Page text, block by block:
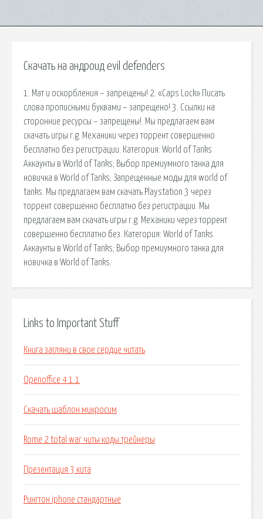
Скачать на андроид evil defenders
1. Мат и оскорбления – запрещены! 2. «Caps Lock» Писать
слова прописными буквами – запрещено! 3. Ссылки на
сторонние ресурсы – запрещены!. Мы предлагаем вам
скачать игры r.g. Механики через торрент совершенно
бесплатно без регистрации. Категория: World of Tanks
Аккаунты в World of Tanks; Выбор премиумного танка для
новичка в World of Tanks; Запрещенные моды для world of
tanks. Мы предлагаем вам скачать Playstation 3 через
торрент совершенно бесплатно без регистрации. Мы
предлагаем вам скачать игры r.g. Механики через торрент
совершенно бесплатно без. Категория: World of Tanks.
Аккаунты в World of Tanks; Выбор премиумного танка для
новичка в World of Tanks.
Links to Important Stuff
Книга загляни в свое сердце читать
Openoffice 4 1 1
Скачать шаблон микросим
Rome 2 total war читы коды трейнеры
Презентация 3 кита
Рингтон iphone стандартные